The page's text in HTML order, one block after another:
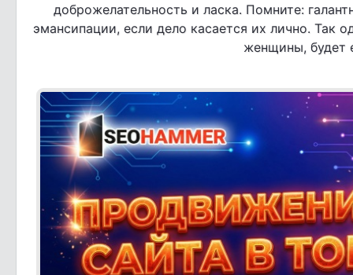
доброжелательность и ласка. Помните:
эмансипации, если дело касается их лично. Так
женщины, будет